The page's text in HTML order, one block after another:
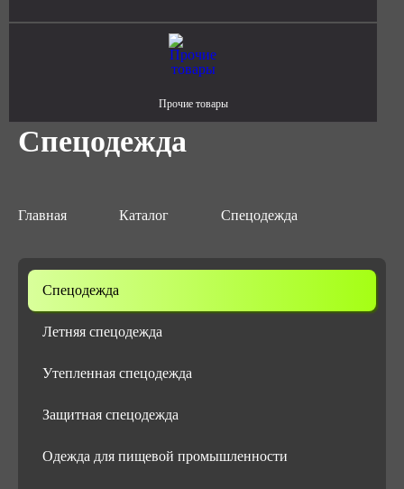
Прочие товары
Спецодежда
Главная Каталог Спецодежда
Спецодежда
Летняя спецодежда
Утепленная спецодежда
Защитная спецодежда
Одежда для пищевой промышленности